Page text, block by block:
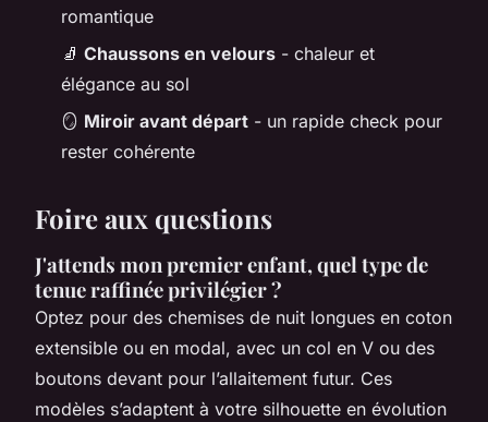
romantique
🧦 Chaussons en velours - chaleur et
élégance au sol
🪞 Miroir avant départ - un rapide check pour
rester cohérente
Foire aux questions
J'attends mon premier enfant, quel type de
tenue raffinée privilégier ?
Optez pour des chemises de nuit longues en coton
extensible ou en modal, avec un col en V ou des
boutons devant pour l’allaitement futur. Ces
modèles s’adaptent à votre silhouette en évolution